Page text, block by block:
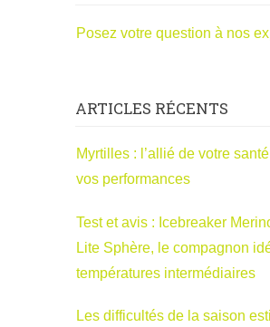
Posez votre question à nos
ARTICLES RÉCENTS
Myrtilles : l’allié de votre
vos performances
Test et avis : Icebreaker
Lite Sphère, le compagnon
températures intermédiaires
Les difficultés de la saison